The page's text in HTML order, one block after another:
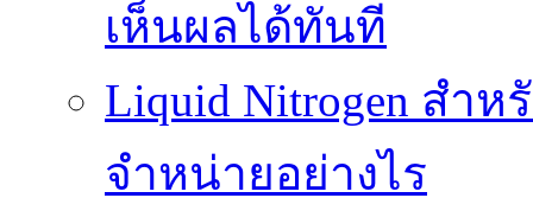
เห็นผลได้ทันที
Liquid Nitrogen สำ
จำหน่ายอย่างไร